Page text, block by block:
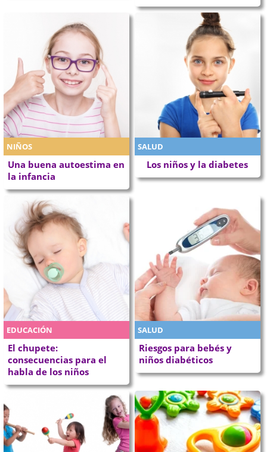
NIÑOS
Una buena autoestima en
la infancia
SALUD
Los niños y la diabetes
EDUCACIÓN
El chupete:
consecuencias para el
habla de los niños
SALUD
Riesgos para bebés y
niños diabéticos